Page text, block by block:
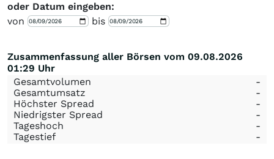
oder Datum eingeben:
von
bis
Zusammenfassung aller Börsen vom 09.08.2026
01:29 Uhr
Gesamtvolumen
-
Gesamtumsatz
-
Höchster Spread
-
Niedrigster Spread
-
Tageshoch
-
Tagestief
-